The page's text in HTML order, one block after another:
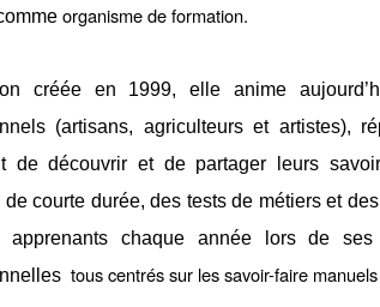
organisme de formation.
créée en 1999, elle anime
(artisans, agriculteurs et artistes),
de découvrir et de partager leurs
de courte durée, des tests de métiers et
apprenants chaque année lors de ses
tous centrés sur les savoir-faire